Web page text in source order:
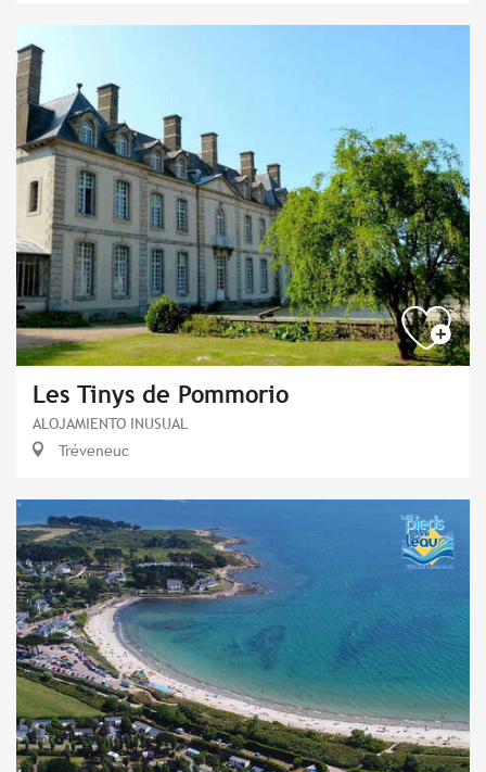
Les Tinys de Pommorio
ALOJAMIENTO INUSUAL
Tréveneuc